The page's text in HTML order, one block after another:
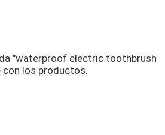
"waterproof electric toothbrush
los productos.